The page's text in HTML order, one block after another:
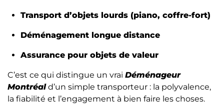
Transport d’objets lourds (piano, coffre-fort)
Déménagement longue distance
Assurance pour objets de valeur
C’est ce qui distingue un vrai Déménageur
Montréald’un simple transporteur : la polyvalence,
la fiabilité et l’engagement à bien faire les choses.